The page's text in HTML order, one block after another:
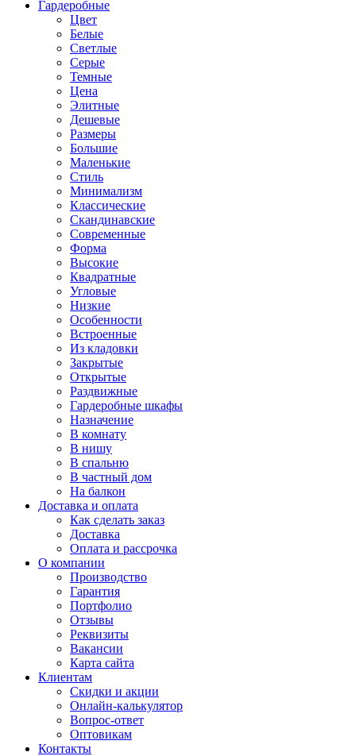
Гардеробные
Цвет
Белые
Светлые
Серые
Темные
Цена
Элитные
Дешевые
Размеры
Большие
Маленькие
Стиль
Минимализм
Классические
Скандинавские
Современные
Форма
Высокие
Квадратные
Угловые
Низкие
Особенности
Встроенные
Из кладовки
Закрытые
Открытые
Раздвижные
Гардеробные шкафы
Назначение
В комнату
В нишу
В спальню
В частный дом
На балкон
Доставка и оплата
Как сделать заказ
Доставка
Оплата и рассрочка
О компании
Производство
Гарантия
Портфолио
Отзывы
Реквизиты
Вакансии
Карта сайта
Клиентам
Скидки и акции
Онлайн-калькулятор
Вопрос-ответ
Оптовикам
Контакты